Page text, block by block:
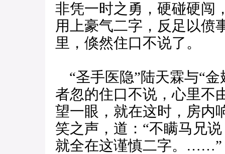
非凭一时之勇，硬碰硬闯
用上豪气二字，反足以
里，倏然住口不说了。
“圣手医隐”陆天霖与“
者忽的住口不说，心里不
望一眼，就在这时，房内
笑之声，道：“不瞒马兄
就全在这谨慎二字。……”